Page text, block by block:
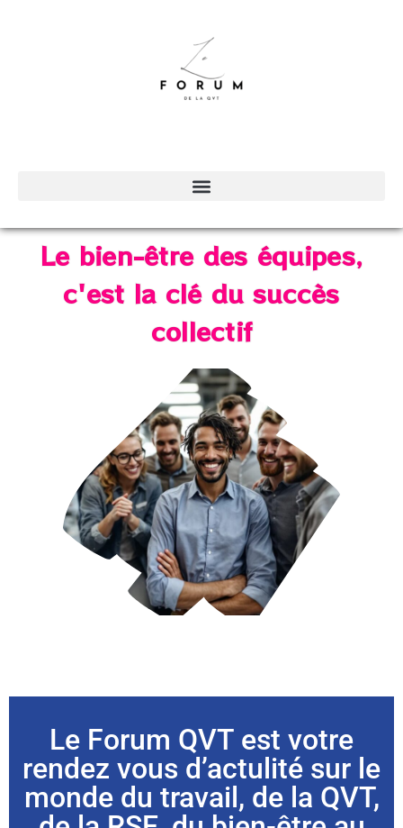
Le bien-être des équipes,
c'est la clé du succès
collectif
Le Forum QVT est votre
rendez vous d’actulité sur le
monde du travail, de la QVT,